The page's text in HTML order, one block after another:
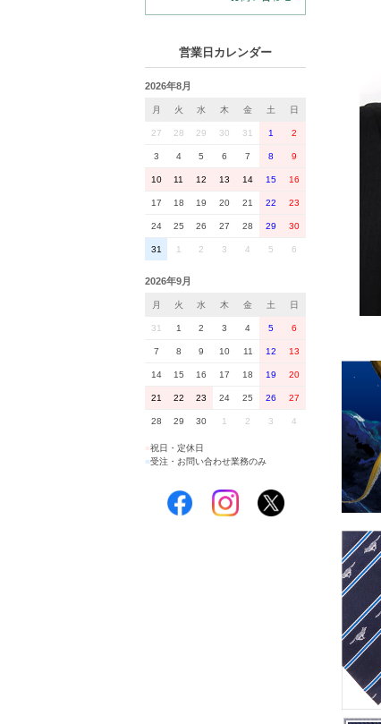
営業日カレンダー
2026年8月
月 火 水 木 金 土 日
27 28 29 30 31 1 2
3 4 5 6 7 8 9
10 11 12 13 14 15 16
17 18 19 20 21 22 23
24 25 26 27 28 29 30
31 1 2 3 4 5 6
2026年9月
月 火 水 木 金 土 日
31 1 2 3 4 5 6
7 8 9 10 11 12 13
14 15 16 17 18 19 20
21 22 23 24 25 26 27
28 29 30 1 2 3 4
祝日・定休日
■受注・お問い合わせ業務のみ